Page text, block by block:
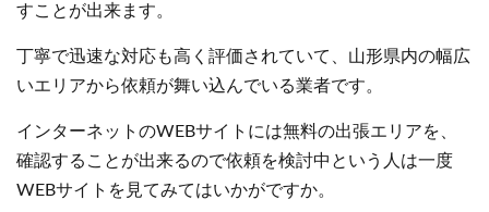
すことが出来ます。
丁寧で迅速な対応も高く評価されていて、山形県内の幅広
いエリアから依頼が舞い込んでいる業者です。
インターネットのWEBサイトには無料の出張エリアを、
確認することが出来るので依頼を検討中という人は一度
WEBサイトを見てみてはいかがですか。